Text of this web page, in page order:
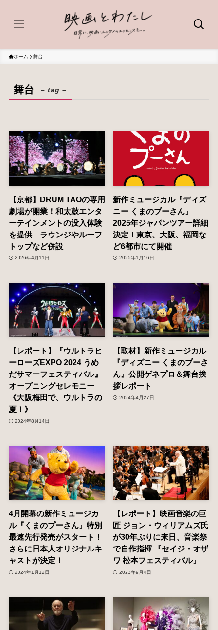
ホーム 舞台
舞台 – tag –
【京都】DRUM TAOの専用
劇場が開業！和太鼓エンタ
ーテインメントの没入体験
を提供 ラウンジやルーフ
トップなど併設
2026年4月11日
新作ミュージカル『ディズ
ニー くまのプーさん』
2025年ジャパンツアー詳細
決定！東京、大阪、福岡な
ど6都市にて開催
2025年1月16日
【レポート】『ウルトラヒ
ーローズEXPO 2024 うめ
だサマーフェスティバル』
オープニングセレモニー
《大阪梅田で、ウルトラの
夏！》
2024年8月14日
【取材】新作ミュージカル
『ディズニー くまのプーさ
ん』公開ゲネプロ＆舞台挨
拶レポート
2024年4月27日
4⽉開幕の新作ミュージカ
ル『くまのプーさん』特別
最速先⾏発売がスタート！
さらに⽇本⼈オリジナルキ
ャストが決定！
2024年1月12日
【レポート】映画音楽の巨
匠 ジョン・ウィリアムズ氏
が30年ぶりに来日、音楽祭
で自作指揮 『セイジ・オザ
ワ 松本フェスティバル』
2023年9月4日